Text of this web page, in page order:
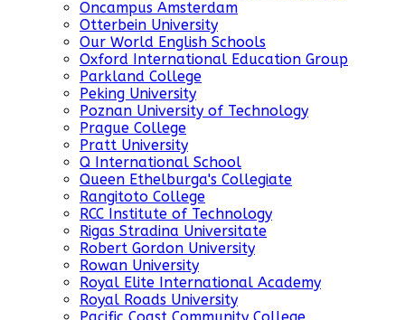
Oncampus Amsterdam
Otterbein University
Our World English Schools
Oxford International Education Group
Parkland College
Peking University
Poznan University of Technology
Prague College
Pratt University
Q International School
Queen Ethelburga's Collegiate
Rangitoto College
RCC Institute of Technology
Rigas Stradina Universitate
Robert Gordon University
Rowan University
Royal Elite International Academy
Royal Roads University